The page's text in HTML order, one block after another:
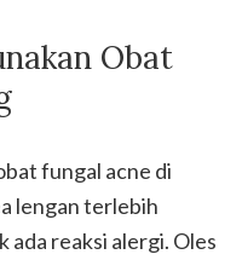
Obat
fungal acne di
lengan terlebih
ada reaksi alergi. Oles